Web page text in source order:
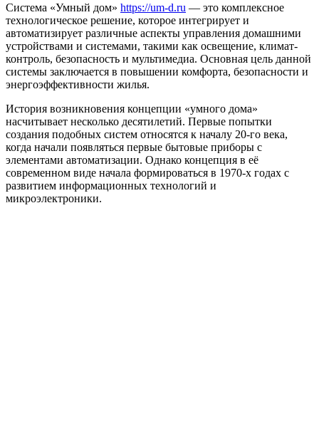
Система «Умный дом» https://um-d.ru — это комплексное
технологическое решение, которое интегрирует и
автоматизирует различные аспекты управления домашними
устройствами и системами, такими как освещение, климат-
контроль, безопасность и мультимедиа. Основная цель данной
системы заключается в повышении комфорта, безопасности и
энергоэффективности жилья.
История возникновения концепции «умного дома»
насчитывает несколько десятилетий. Первые попытки
создания подобных систем относятся к началу 20-го века,
когда начали появляться первые бытовые приборы с
элементами автоматизации. Однако концепция в её
современном виде начала формироваться в 1970-х годах с
развитием информационных технологий и
микроэлектроники.